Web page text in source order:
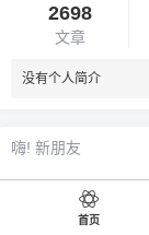
2698
文章
没有个人简介
嗨! 新朋友
欢迎您新朋友！
首页